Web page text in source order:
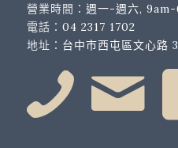
營業時間： 週一-週六,
電話： 04 2317 1702
地址： 台中市西屯區文心路